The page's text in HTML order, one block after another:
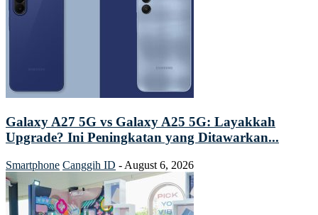
Galaxy A27 5G vs Galaxy A25 5G: Layakkah
Upgrade? Ini Peningkatan yang Ditawarkan...
Smartphone Canggih ID - August 6, 2026